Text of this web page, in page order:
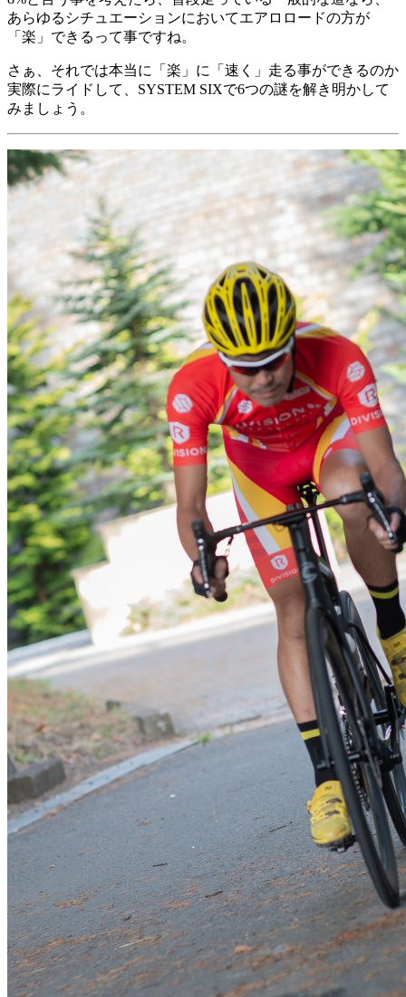
あらゆるシチュエーションにおいてエアロロードの方が
「楽」できるって事ですね。
さぁ、それでは本当に「楽」に「速く」走る事ができるのか
実際にライドして、SYSTEM SIXで6つの謎を解き明かして
みましょう。